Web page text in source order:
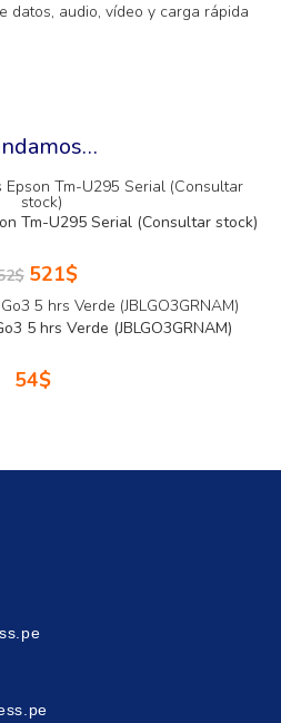
datos, audio, vídeo y carga rápida
Tm-U295 Serial (Consultar stock)
$ 521$
5 hrs Verde (JBLGO3GRNAM)
54$